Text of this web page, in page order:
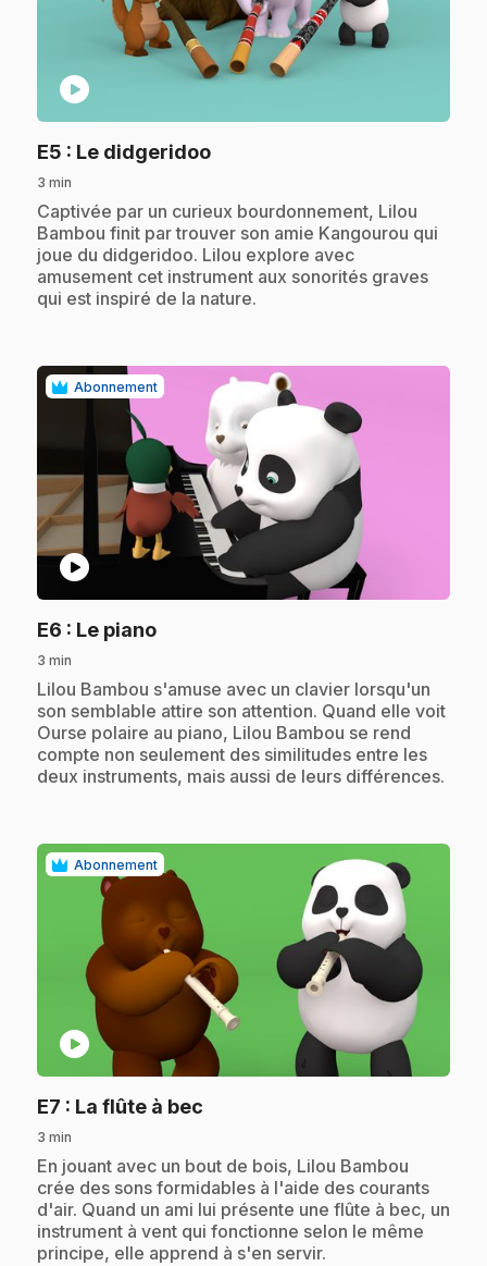
play_circle
E5 : Le didgeridoo.
3 min
.Captivée par un curieux bourdonnement, Lilou
Bambou finit par trouver son amie Kangourou qui
joue du didgeridoo. Lilou explore avec
amusement cet instrument aux sonorités graves
qui est inspiré de la nature.
Abonnement
play_circle
E6 : Le piano.
3 min
.Lilou Bambou s'amuse avec un clavier lorsqu'un
son semblable attire son attention. Quand elle voit
Ourse polaire au piano, Lilou Bambou se rend
compte non seulement des similitudes entre les
deux instruments, mais aussi de leurs différences.
Abonnement
play_circle
E7 : La flûte à bec
3 min
.En jouant avec un bout de bois, Lilou Bambou
crée des sons formidables à l'aide des courants
d'air. Quand un ami lui présente une flûte à bec, un
instrument à vent qui fonctionne selon le même
principe, elle apprend à s'en servir.